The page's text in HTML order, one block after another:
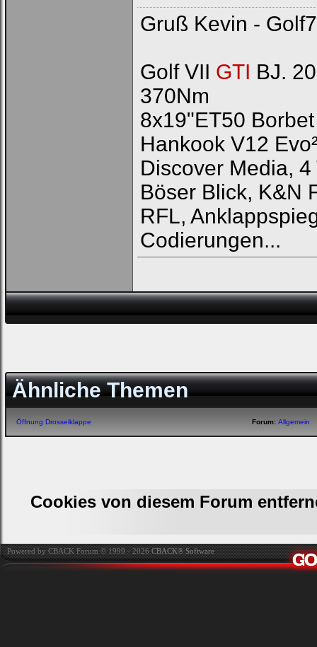
Gruß Kevin - Golf7
Golf VII GTI BJ.
370Nm
8x19"ET50
Hankook V12
Discover Media,
Böser Blick, K&N
RFL,
Codierungen...
Ähnliche Themen
Öffnung Drosselklappe Forum: Allgemein
Cookies von diesem Forum
Powered by CBACK Forum © 1999 - 2026CBACK® Software